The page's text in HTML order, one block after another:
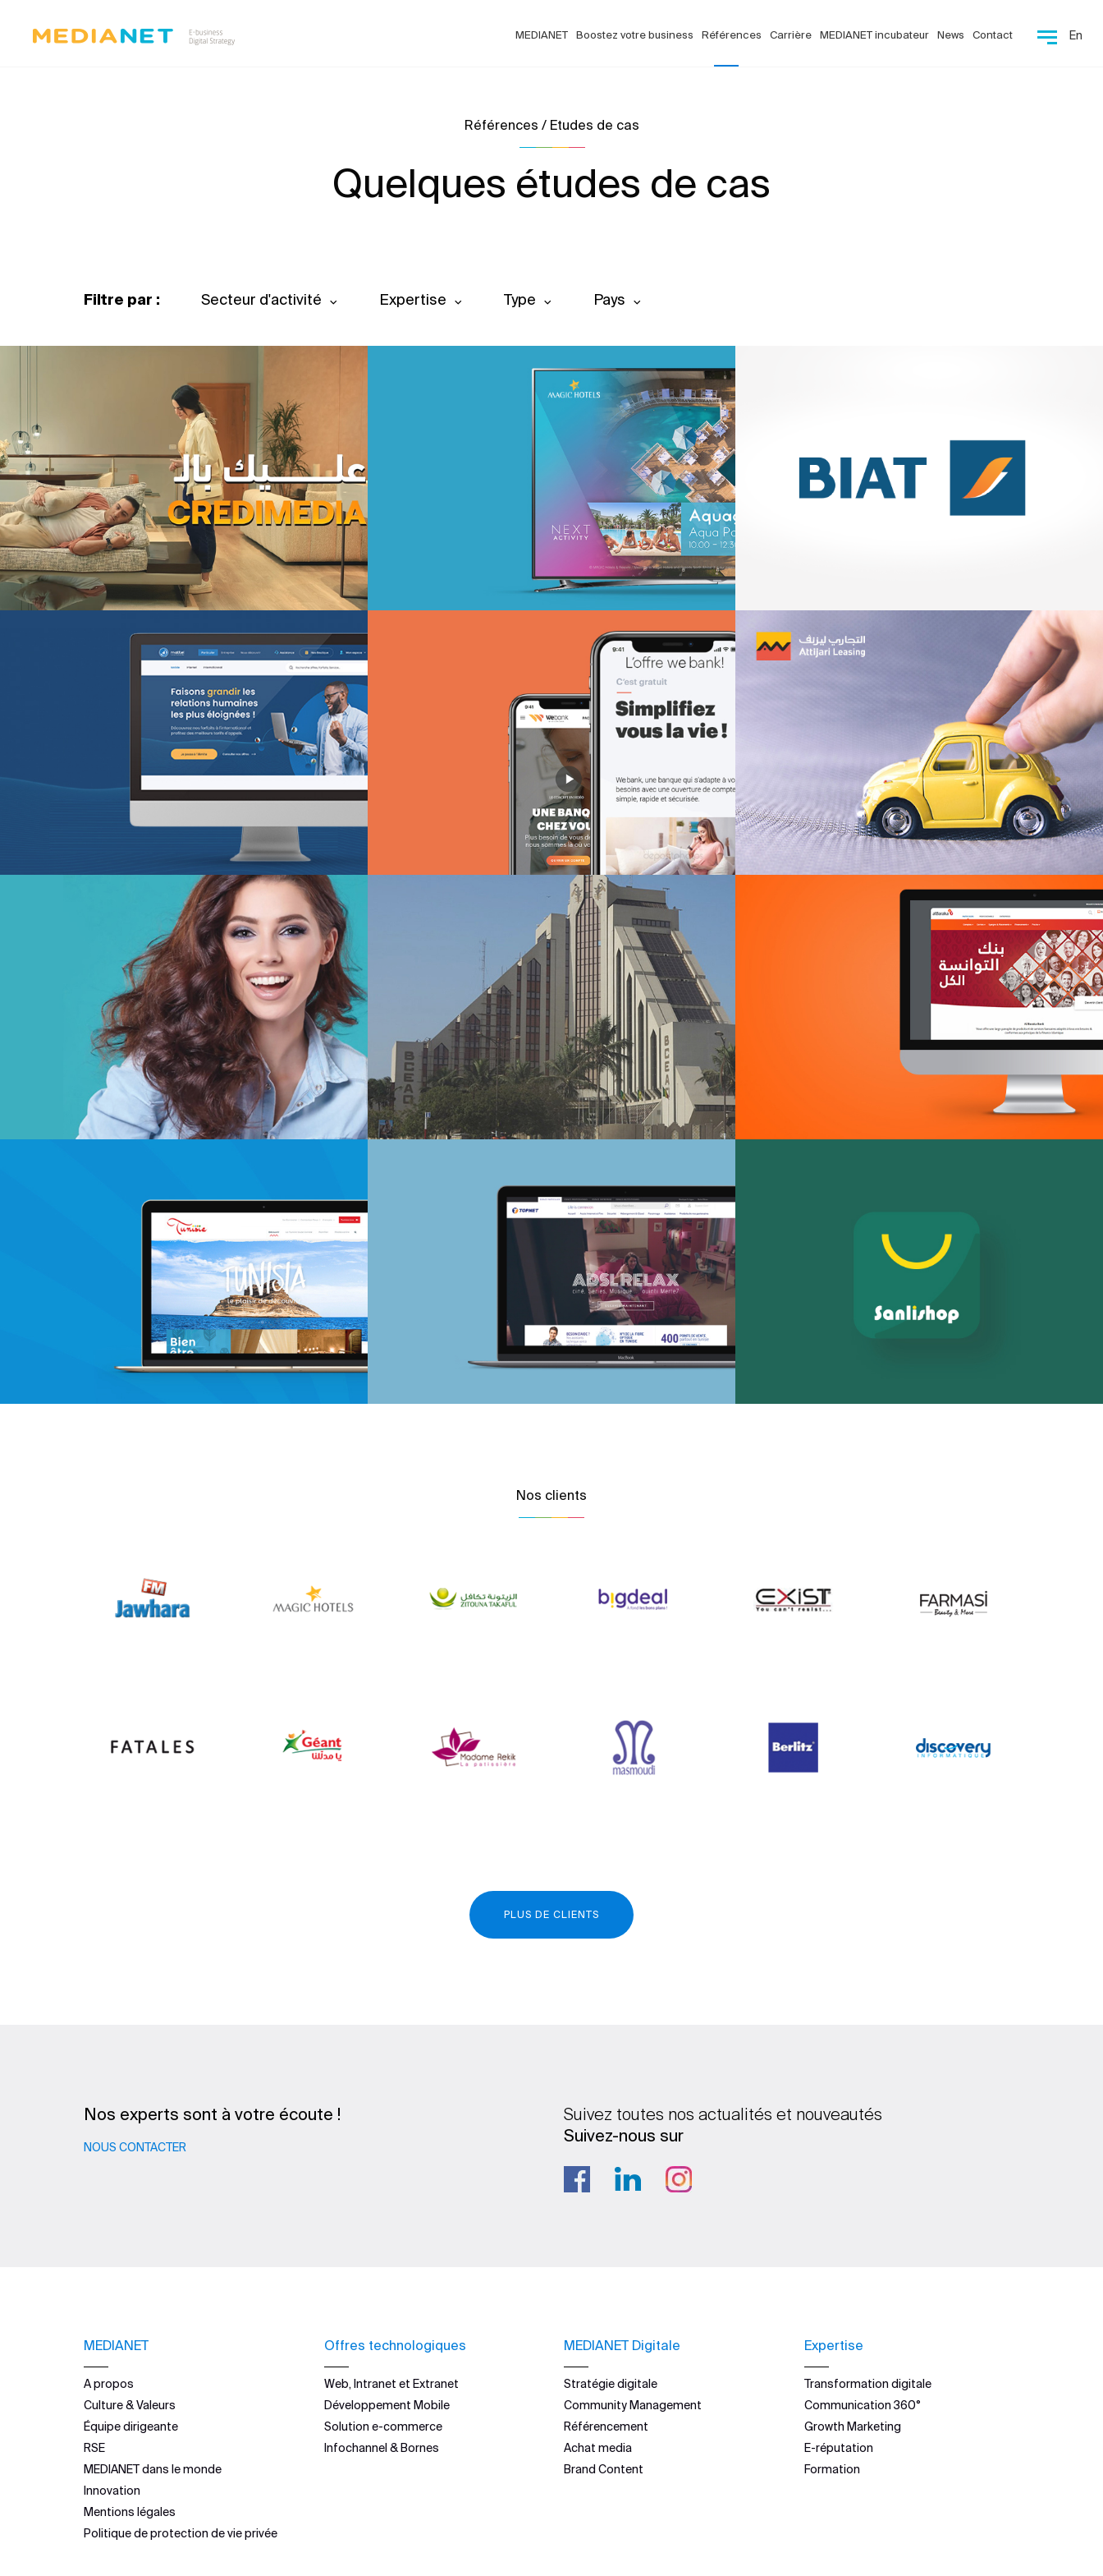
MEDIANET Boostez votre business Références Carrière MEDIANET incubateur News Contact En
Références / Etudes de cas
Quelques études de cas
Filtre par : Secteur d'activité Expertise Type Pays
Tourisme
Growth Marketing
Marketing Digital & Com 360°
Plateformes digitales
Stratégie Social Media
Activation digitale & média
Applications Mobiles
Web, Intranet et Extranet
Achat media
Brand Content
Digital Transformation
Campagne BIAT TRE Juil. 2022
Marketing Digital & Com 360°
Web, Intranet et Extranet
Plateformes digitales
Stratégie Social Media
Web, Intranet et Extranet
Plateformes digitales
Web, Intranet et Extranet
Banque et finance
Plateformes digitales
Web, Intranet et Extranet
La Poste de Côte d’Ivoire
Nos clients
PLUS DE CLIENTS
Nos experts sont à votre écoute !
NOUS CONTACTER
Suivez toutes nos actualités et nouveautés
Suivez-nous sur
MEDIANET
A propos
Culture & Valeurs
Équipe dirigeante
RSE
MEDIANET dans le monde
Innovation
Mentions légales
Politique de protection de vie privée
Offres technologiques
Web, Intranet et Extranet
Développement Mobile
Solution e-commerce
Infochannel & Bornes
MEDIANET Digitale
Stratégie digitale
Community Management
Référencement
Achat media
Brand Content
Expertise
Transformation digitale
Communication 360°
Growth Marketing
E-réputation
Formation